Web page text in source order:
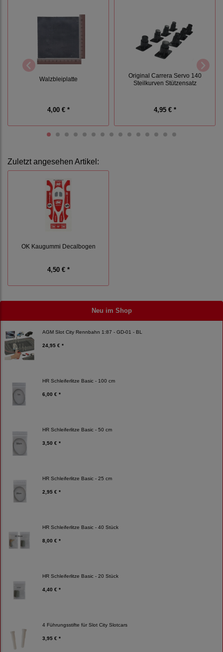
Neu im Shop
AGM Slot City Rennbahn 1:87 - GD-01 - BL
24,95 € *
HR Schleiferlitze Basic - 100 cm
6,00 € *
HR Schleiferlitze Basic - 50 cm
3,50 € *
HR Schleiferlitze Basic - 25 cm
2,95 € *
HR Schleiferlitze Basic - 40 Stück
8,00 € *
HR Schleiferlitze Basic - 20 Stück
4,40 € *
4 Führungsstifte für Slot City Slotcars
3,95 € *
Walzbleiplatte
4,00 € *
Original Carrera Servo 140
Steilkurven Stützensatz
4,95 € *
Zuletzt angesehen Artikel:
OK Kaugummi Decalbogen
4,50 € *